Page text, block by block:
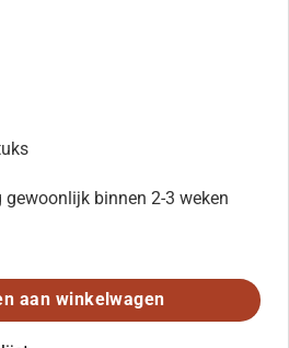
gewoonlijk binnen 2-3 weken
aan winkelwagen